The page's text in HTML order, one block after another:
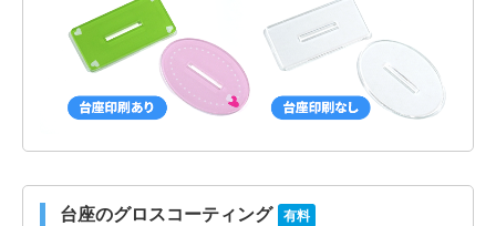
台座のグロスコーティング 有料